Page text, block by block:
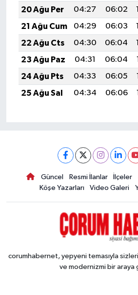
20 Ağu Per
04:27 06:02
21 Ağu Cum
04:29 06:03
22 Ağu Cts
04:30 06:04
23 Ağu Paz
04:31 06:04
24 Ağu Pts
04:33 06:05
25 Ağu Sal
04:34 06:06
Güncel Resmi İlanlar İlçeler
Köşe Yazarları
Video Galeri
corumhabernet, yepyeni temasıyla
ve modernizmi bir araya